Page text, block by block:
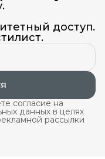
доступ.
согласие на
данных в целях
рассылки